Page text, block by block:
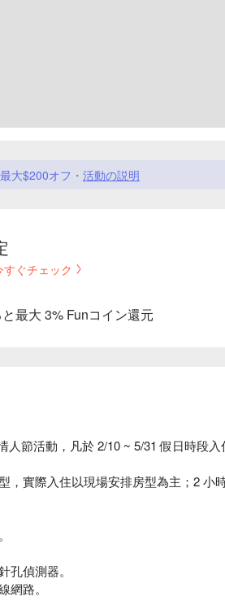
大$200オフ・ 活動の説明
ぐチェック
最大 3% Funコイン還元
人節活動，凡於 2/10 ~ 5/31 假日時段
，實際入住以現場安排房型為主；2 小時
孔偵測器。
網路。